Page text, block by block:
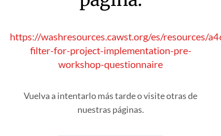
https://washresources.cawst.org/es/resources/
filter-for-project-implementation-pre-
workshop-questionnaire
Vuelva a intentarlo más tarde o visite otras de
nuestras páginas.